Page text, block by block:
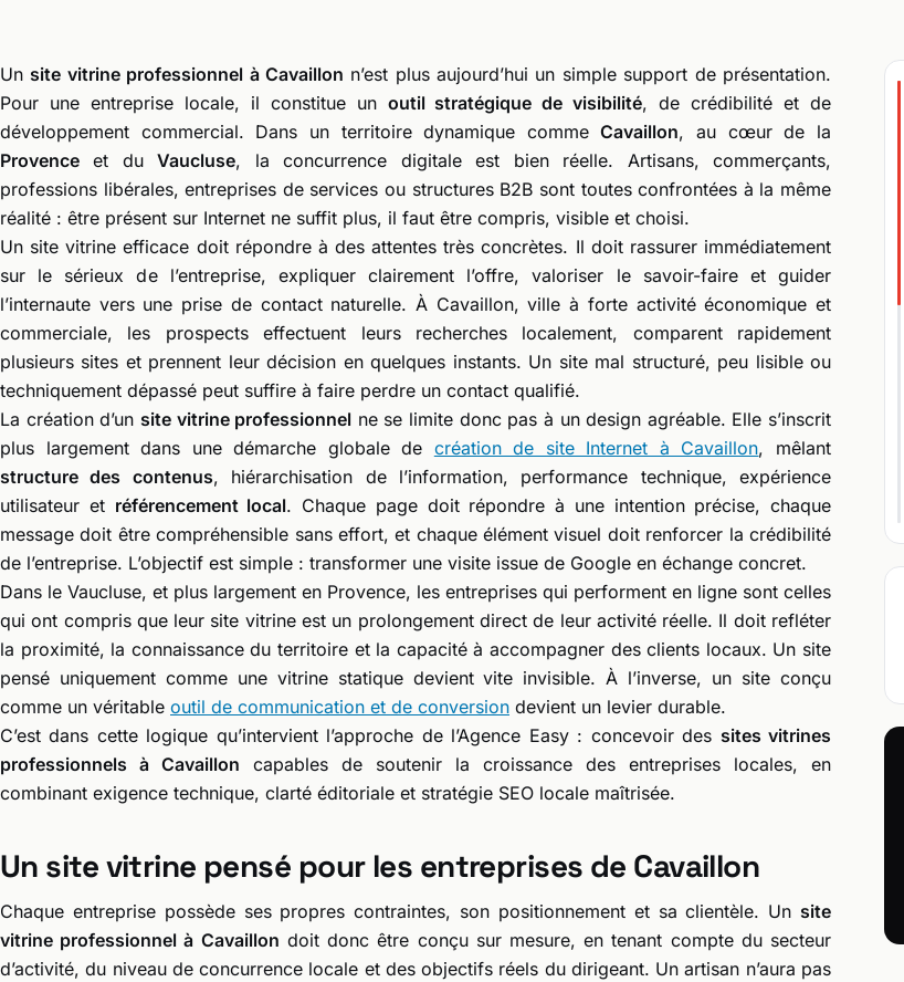
Un site vitrine professionnel à Cavaillon n’est plus aujourd’hui un simple support de présentation.
Pour une entreprise locale, il constitue un outil stratégique de visibilité, de crédibilité et de
développement commercial. Dans un territoire dynamique commeCavaillon, au cœur de la
Provence et duVaucluse, la concurrence digitale est bien réelle. Artisans, commerçants,
professions libérales, entreprises de services ou structures B2B sont toutes confrontées à la même
réalité : être présent sur Internet ne suffit plus, il faut être compris, visible et choisi.
Un site vitrine efficace doit répondre à des attentes très concrètes. Il doit rassurer immédiatement
sur le sérieux de l’entreprise, expliquer clairement l’offre, valoriser le savoir-faire et guider
l’internaute vers une prise de contact naturelle. À Cavaillon, ville à forte activité économique et
commerciale, les prospects effectuent leurs recherches localement, comparent rapidement
plusieurs sites et prennent leur décision en quelques instants. Un site mal structuré, peu lisible ou
techniquement dépassé peut suffire à faire perdre un contact qualifié.
La création d’un site vitrine professionnel ne se limite donc pas à un design agréable. Elle s’inscrit
plus largement dans une démarche globale de création de site Internet à Cavaillon, mêlant
structure des contenus, hiérarchisation de l’information, performance technique, expérience
utilisateur et référencement local. Chaque page doit répondre à une intention précise, chaque
message doit être compréhensible sans effort, et chaque élément visuel doit renforcer la crédibilité
de l’entreprise. L’objectif est simple : transformer une visite issue de Google en échange concret.
Dans le Vaucluse, et plus largement en Provence, les entreprises qui performent en ligne sont celles
qui ont compris que leur site vitrine est un prolongement direct de leur activité réelle. Il doit refléter
la proximité, la connaissance du territoire et la capacité à accompagner des clients locaux. Un site
pensé uniquement comme une vitrine statique devient vite invisible. À l’inverse, un site conçu
comme un véritable outil de communication et de conversion devient un levier durable.
C’est dans cette logique qu’intervient l’approche de l’Agence Easy : concevoir des sites vitrines
professionnels à Cavaillon capables de soutenir la croissance des entreprises locales, en
combinant exigence technique, clarté éditoriale et stratégie SEO locale maîtrisée.
Un site vitrine pensé pour les entreprises de Cavaillon
Chaque entreprise possède ses propres contraintes, son positionnement et sa clientèle. Un site
vitrine professionnel à Cavaillon doit donc être conçu sur mesure, en tenant compte du secteur
d’activité, du niveau de concurrence locale et des objectifs réels du dirigeant. Un artisan n’aura pas